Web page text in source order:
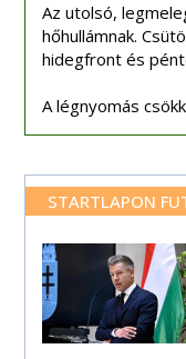
Az utolsó,
hőhullámnak.
hidegfront és
A légnyomás
STARTLAPON